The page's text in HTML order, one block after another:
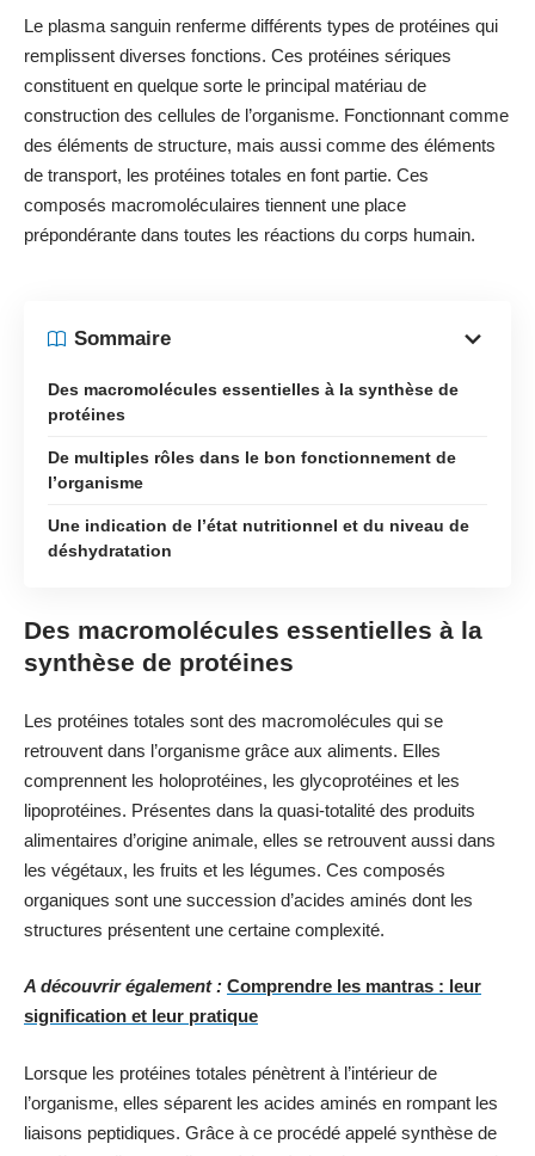
Le plasma sanguin renferme différents types de protéines qui
remplissent diverses fonctions. Ces protéines sériques
constituent en quelque sorte le principal matériau de
construction des cellules de l’organisme. Fonctionnant comme
des éléments de structure, mais aussi comme des éléments
de transport, les protéines totales en font partie. Ces
composés macromoléculaires tiennent une place
prépondérante dans toutes les réactions du corps humain.
Sommaire
Des macromolécules essentielles à la synthèse de
protéines
De multiples rôles dans le bon fonctionnement de
l’organisme
Une indication de l’état nutritionnel et du niveau de
déshydratation
Des macromolécules essentielles à la
synthèse de protéines
Les protéines totales sont des macromolécules qui se
retrouvent dans l’organisme grâce aux aliments. Elles
comprennent les holoprotéines, les glycoprotéines et les
lipoprotéines. Présentes dans la quasi-totalité des produits
alimentaires d’origine animale, elles se retrouvent aussi dans
les végétaux, les fruits et les légumes. Ces composés
organiques sont une succession d’acides aminés dont les
structures présentent une certaine complexité.
A découvrir également : Comprendre les mantras : leur
signification et leur pratique
Lorsque les protéines totales pénètrent à l’intérieur de
l’organisme, elles séparent les acides aminés en rompant les
liaisons peptidiques. Grâce à ce procédé appelé synthèse de